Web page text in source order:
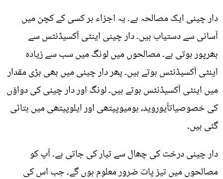
دار چینی ایک مصالحہ ہے۔ یہ اجزاء ہر کسی کے کچن میں
آسانی سے دستیاب ہیں۔ دار چینی اینٹی آکسیڈنٹس سے
بھرپور ہوتی ہے۔ مصالحوں میں لونگ میں سب سے زیادہ
اینٹی آکسیڈنٹس ہوتے ہیں۔ پھر دار چینی میں بھی بڑی مقدار
میں اینٹی آکسیڈنٹس ہوتے ہیں۔ لونگ اور دار چینی کی دواؤں
کی خصوصیاتآیوروید، ہومیوپیتھی اور ایلوپیتھی میں بتائی
گئی ہیں۔
دار چینی درخت کی چھال سے تیار کی جاتی ہے۔ آپ کو
مصالحوں میں تیز پات ضرور معلوم ہوں گے۔ جب اس کی